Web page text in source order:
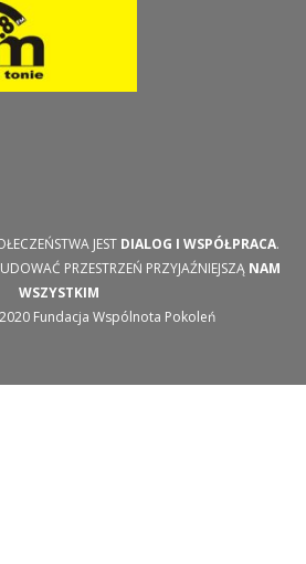
JEST DIALOG I WSPÓŁPRACA.
PRZESTRZEŃ PRZYJAŹNIEJSZĄ NAM
WSZYSTKIM
Fundacja Wspólnota Pokoleń